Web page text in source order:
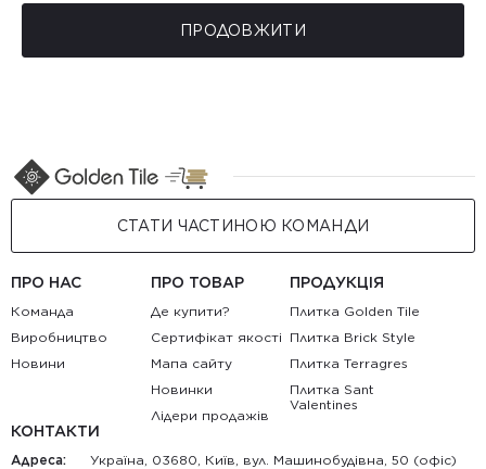
ПРОДОВЖИТИ
СТАТИ ЧАСТИНОЮ КОМАНДИ
ПРО НАС
Команда
Виробництво
Новини
ПРО ТОВАР
Де купити?
Сертифікат якості
Мапа сайту
Новинки
Лідери продажів
ПРОДУКЦІЯ
Плитка Golden Tile
Плитка Brick Style
Плитка Terragres
Плитка Sant
Valentines
КОНТАКТИ
Адреса: Україна, 03680, Київ, вул. Машинобудівна, 50 (офіс)